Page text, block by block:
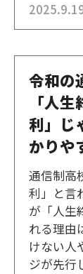
ど、様々
が流行っ
令和の
「人
利」じ
かりや
通信制高
利」と言
が「人生
れる理由
けない人
ジが先行